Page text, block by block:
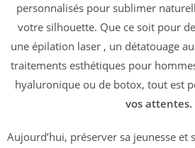
personnalisés pour sublimer
votre silhouette. Que ce soit pour
une épilation laser , un détatouage
traitements esthétiques pour
hyaluronique ou de botox, tout est
vos attentes.
Aujourd’hui, préserver sa jeunesse et